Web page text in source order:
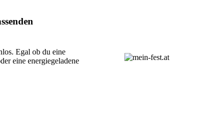
Egal ob du eine
eine energiegeladene